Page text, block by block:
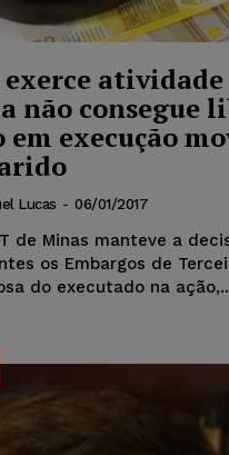
exerce atividade
não consegue
em execução
Lucas - 06/01/2017
de Minas manteve a
os Embargos de
do executado na